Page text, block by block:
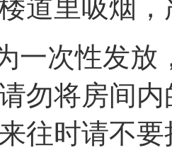
道里吸烟
一次性发放
勿将房间
往时请不